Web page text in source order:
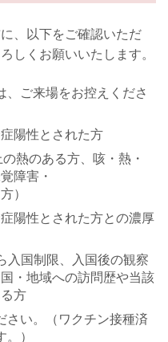
では、新型コロナウ
拡大防止策の一環として、
しております。
時に登録完了メールを確認
録のご協力をよろしくお願
。
な大会開催のため、ご理解
お願い申し上げます。
個人情報は、新型コロナウ
、以下をご確認いただ
しくお願いいたします。
、ご来場をお控えくださ
陽性とされた方
熱のある方、咳・熱・
障害・
）
陽性とされた方との濃厚
入国制限、入国後の観察
・地域への訪問歴や当該
方
さい。（ワクチン接種済
）